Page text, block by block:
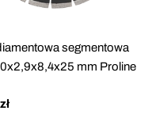
segmentowa
mm Proline